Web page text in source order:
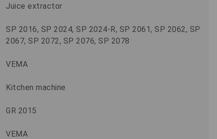
Juice extractor
SP 2016, SP 2024, SP 2024-R, SP 2061, SP 2062, SP
2067, SP 2072, SP 2076, SP 2078
VEMA
Kitchen machine
GR 2015
VEMA